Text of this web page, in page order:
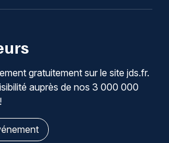
gratuitement sur le site jds.fr.
auprès de nos 3 000 000